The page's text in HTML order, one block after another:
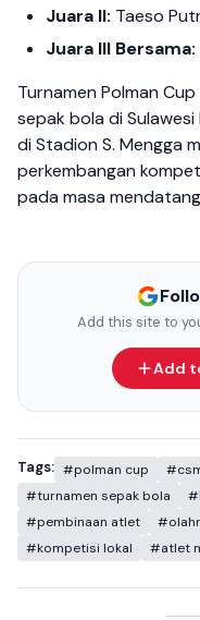
Juara II: Taeso
Juara III Bersama:
Turnamen Polman
sepak bola di
di Stadion S. Mengga
perkembangan
pada masa
Add this site to
Add
Tags: #polman cup
#turnamen sepak bola
#pembinaan atlet
#kompetisi lokal
#atlet